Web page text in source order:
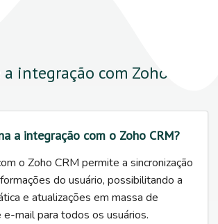
integração com Zoho CRM
a integração com o Zoho CRM?
o Zoho CRM permite a sincronização
do usuário, possibilitando a
e atualizações em massa de
e-mail para todos os usuários.